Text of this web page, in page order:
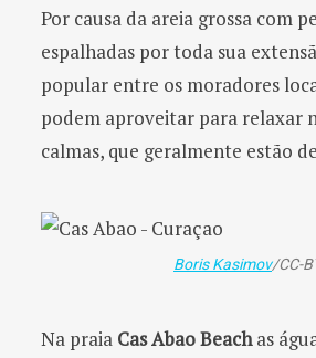
Por causa da areia grossa com
espalhadas por toda sua
popular entre os moradores
podem aproveitar para relaxar
calmas, que geralmente estão
Boris Kasimov/CC-
Na praia Cas Abao Beachas